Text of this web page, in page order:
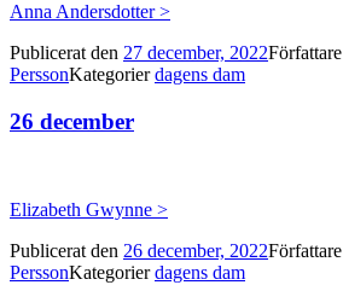
Anna Andersdotter >
Publicerat den 27 december, 2022Författare
PerssonKategorier dagens dam
26 december
Elizabeth Gwynne >
Publicerat den 26 december, 2022Författare
PerssonKategorier dagens dam